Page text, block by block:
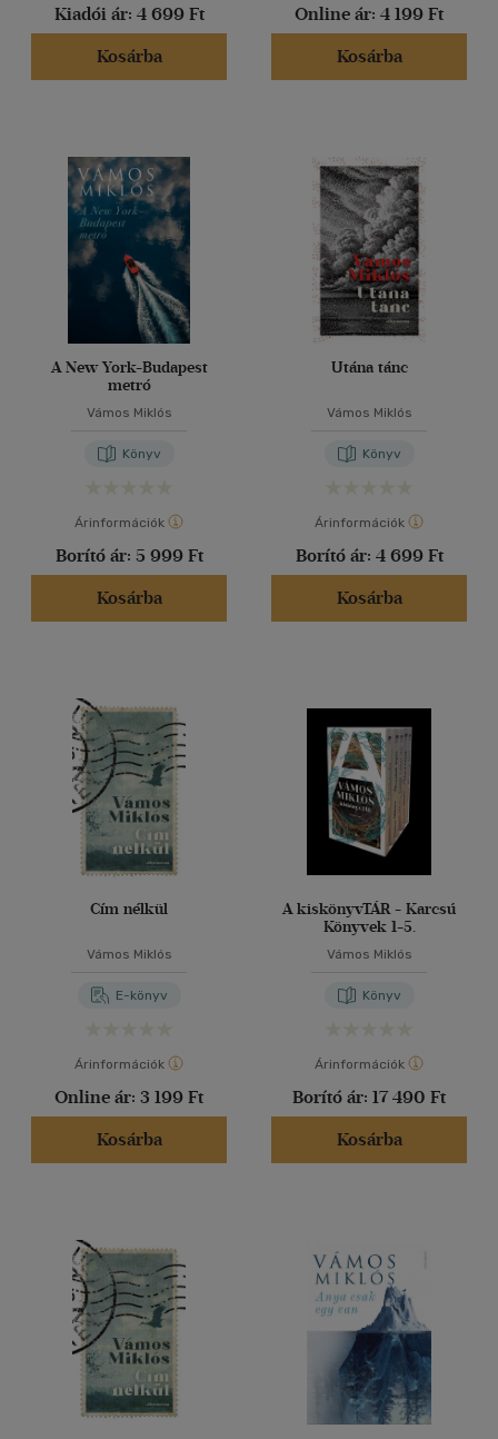
Kiadói ár: 4 699 Ft
Kosárba
Online ár: 4 199 Ft
Kosárba
A New York-Budapest
metró
Vámos Miklós
Könyv
Árinformációk
Borító ár: 5 999 Ft
Kosárba
Utána tánc
Vámos Miklós
Könyv
Árinformációk
Borító ár: 4 699 Ft
Kosárba
Cím nélkül
Vámos Miklós
E-könyv
Árinformációk
Online ár: 3 199 Ft
Kosárba
A kiskönyvTÁR - Karcsú
Könyvek 1-5.
Vámos Miklós
Könyv
Árinformációk
Borító ár: 17 490 Ft
Kosárba